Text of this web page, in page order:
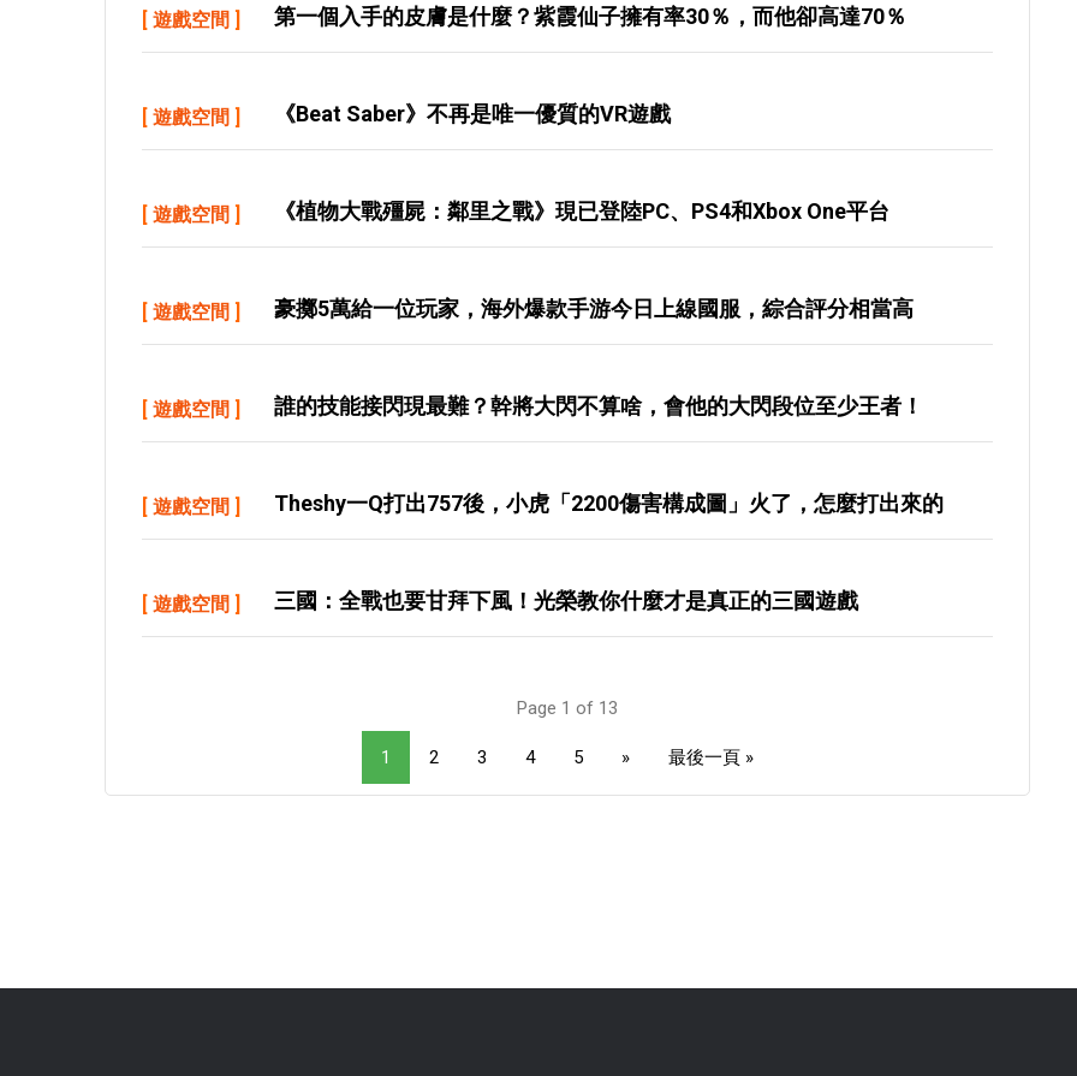
[ 遊戲空間 ] 第一個入手的皮膚是什麼？紫霞仙子擁有率30％，而他卻高達70％
[ 遊戲空間 ] 《Beat Saber》不再是唯一優質的VR遊戲
[ 遊戲空間 ] 《植物大戰殭屍：鄰里之戰》現已登陸PC、PS4和Xbox One平台
[ 遊戲空間 ] 豪擲5萬給一位玩家，海外爆款手游今日上線國服，綜合評分相當高
[ 遊戲空間 ] 誰的技能接閃現最難？幹將大閃不算啥，會他的大閃段位至少王者！
[ 遊戲空間 ] Theshy一Q打出757後，小虎「2200傷害構成圖」火了，怎麼打出來的
[ 遊戲空間 ] 三國：全戰也要甘拜下風！光榮教你什麼才是真正的三國遊戲
Page 1 of 13
1 2 3 4 5 » 最後一頁 »